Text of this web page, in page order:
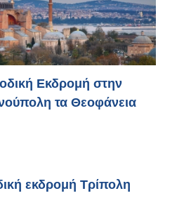
Εκδρομή στην
τα Θεοφάνεια
εκδρομή Τρίπολη